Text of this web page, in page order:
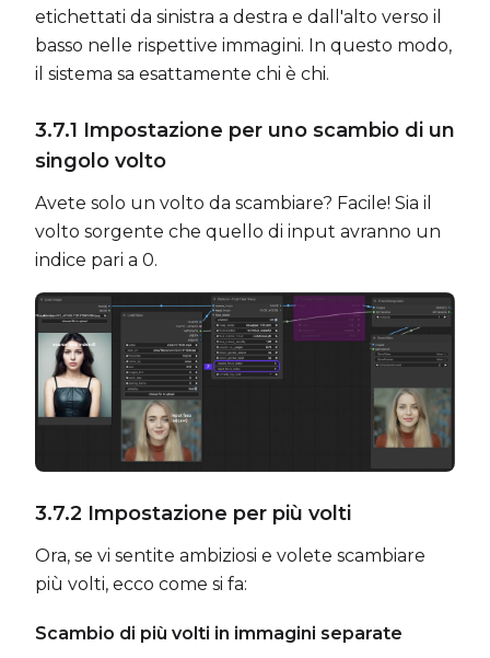
etichettati da sinistra a destra e dall'alto verso il
basso nelle rispettive immagini. In questo modo,
il sistema sa esattamente chi è chi.
3.7.1 Impostazione per uno scambio di un
singolo volto
Avete solo un volto da scambiare? Facile! Sia il
volto sorgente che quello di input avranno un
indice pari a 0.
3.7.2 Impostazione per più volti
Ora, se vi sentite ambiziosi e volete scambiare
più volti, ecco come si fa:
Scambio di più volti in immagini separate